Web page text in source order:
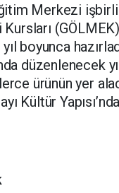
Merkezi
boyunca
düzenlenecek
ürünün yer
Kültür